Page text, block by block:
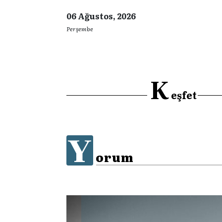
06 Ağustos, 2026
Perşembe
Keşfet
Y orum